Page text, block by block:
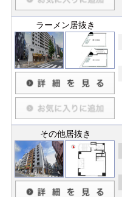
ラーメン居抜き
その他居抜き